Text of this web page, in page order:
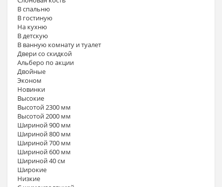
В спальню
В гостиную
На кухню
В детскую
В ванную комнату и туалет
Двери со скидкой
Альберо по акции
Двойные
Эконом
Новинки
Высокие
Высотой 2300 мм
Высотой 2000 мм
Шириной 900 мм
Шириной 800 мм
Шириной 700 мм
Шириной 600 мм
Шириной 40 см
Широкие
Низкие